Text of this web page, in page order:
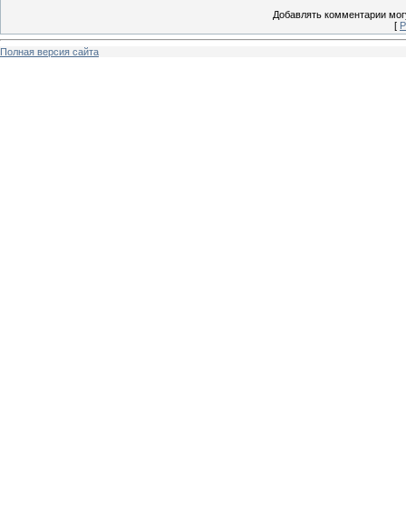
Добавлять комментарии
[
Полная версия сайта